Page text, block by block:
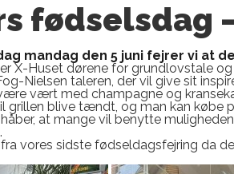
fødselsdag
mandag den 5 juni fejrer vi at
X-Huset dørene for grundlovstale
Nielsen taleren, der vil give sit
vært med champagne og
grillen blive tændt, og man kan købe
at mange vil benytte
vores sidste fødseldagsfejring da